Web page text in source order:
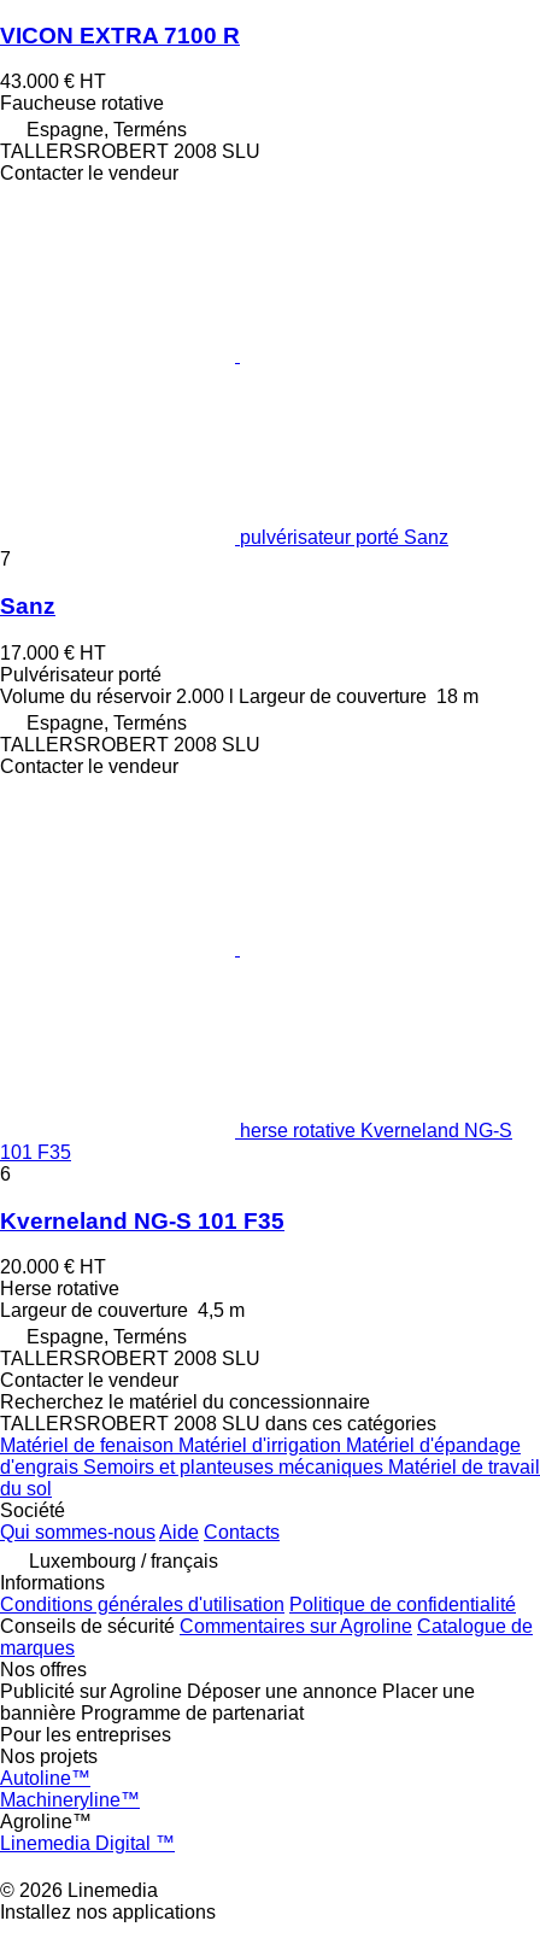
VICON EXTRA 7100 R
43.000 € HT
Faucheuse rotative
Espagne, Terméns
TALLERSROBERT 2008 SLU
Contacter le vendeur
pulvérisateur porté Sanz
7
Sanz
17.000 € HT
Pulvérisateur porté
Volume du réservoir 2.000 l Largeur de couverture 18 m
Espagne, Terméns
TALLERSROBERT 2008 SLU
Contacter le vendeur
herse rotative Kverneland NG-S
101 F35
6
Kverneland NG-S 101 F35
20.000 € HT
Herse rotative
Largeur de couverture 4,5 m
Espagne, Terméns
TALLERSROBERT 2008 SLU
Contacter le vendeur
Recherchez le matériel du concessionnaire
TALLERSROBERT 2008 SLU dans ces catégories
Matériel de fenaison Matériel d'irrigation Matériel d'épandage
d'engrais Semoirs et planteuses mécaniques Matériel de travail
du sol
Société
Qui sommes-nousAide Contacts
Luxembourg / français
Informations
Conditions générales d'utilisation Politique de confidentialité
Conseils de sécurité Commentaires sur Agroline Catalogue de
marques
Nos offres
Publicité sur Agroline Déposer une annonce Placer une
bannière Programme de partenariat
Pour les entreprises
Nos projets
Autoline™
Machineryline™
Agroline™
Linemedia Digital ™
© 2026 Linemedia
Installez nos applications